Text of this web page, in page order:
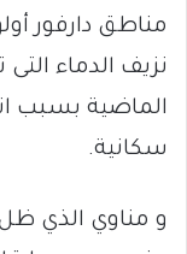
مناطق دارفور
نزيف الدماء
الماضية بسبب
سكانية.
و مناوي الذي